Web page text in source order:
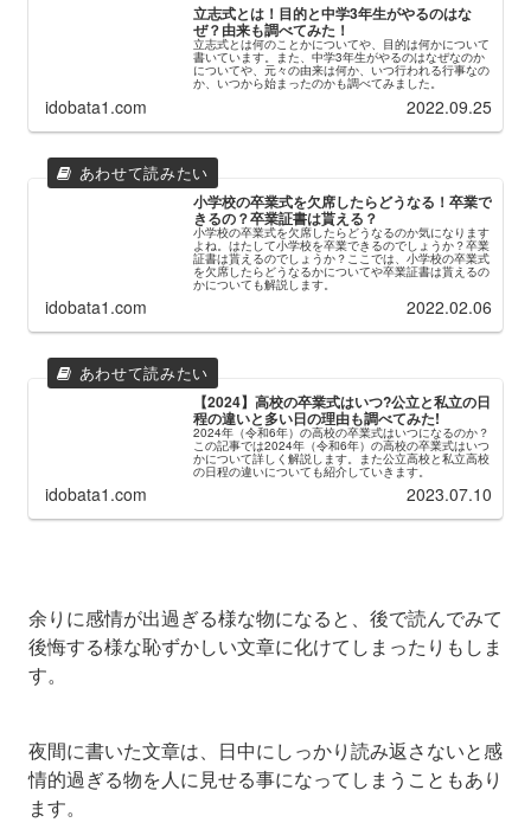
立志式とは！目的と中学3年生がやるのはな
ぜ？由来も調べてみた！
立志式とは何のことかについてや、目的は何かについて
書いています。また、中学3年生がやるのはなぜなのか
についてや、元々の由来は何か、いつ行われる行事なの
か、いつから始まったのかも調べてみました。
idobata1.com 2022.09.25
小学校の卒業式を欠席したらどうなる！卒業で
きるの？卒業証書は貰える？
小学校の卒業式を欠席したらどうなるのか気になります
よね。はたして小学校を卒業できるのでしょうか？卒業
証書は貰えるのでしょうか？ここでは、小学校の卒業式
を欠席したらどうなるかについてや卒業証書は貰えるの
かについても解説します。
idobata1.com 2022.02.06
【2024】高校の卒業式はいつ?公立と私立の日
程の違いと多い日の理由も調べてみた!
2024年（令和6年）の高校の卒業式はいつになるのか？
この記事では2024年（令和6年）の高校の卒業式はいつ
かについて詳しく解説します。また公立高校と私立高校
の日程の違いについても紹介していきます。
idobata1.com 2023.07.10
余りに感情が出過ぎる様な物になると、後で読んでみて
後悔する様な恥ずかしい文章に化けてしまったりもしま
す。
夜間に書いた文章は、日中にしっかり読み返さないと感
情的過ぎる物を人に見せる事になってしまうこともあり
ます。